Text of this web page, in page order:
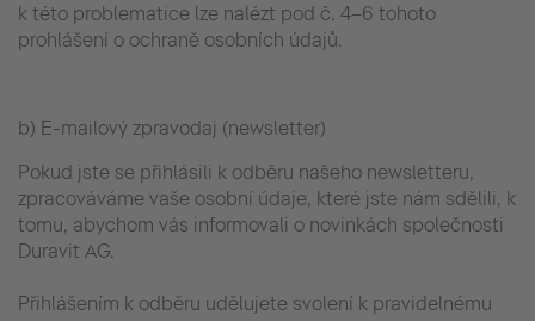
k této problematice lze nalézt pod č. 4–6 tohoto
prohlášení o ochraně osobních údajů.
b) E-mailový zpravodaj (newsletter)
Pokud jste se přihlásili k odběru našeho newsletteru,
zpracováváme vaše osobní údaje, které jste nám sdělili, k
tomu, abychom vás informovali o novinkách společnosti
Duravit AG.
Přihlášením k odběru udělujete svolení k pravidelnému